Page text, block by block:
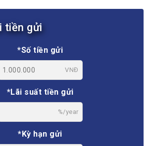
tiền gửi
*Số tiền gửi
VNĐ
*Lãi suất tiền gửi
%/year
*Kỳ hạn gửi